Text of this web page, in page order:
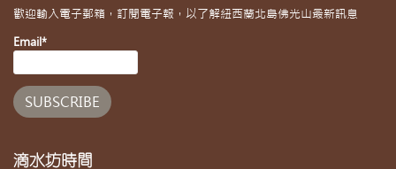
歡迎輸入電子郵箱，訂閱電子報，以了解紐西蘭北島佛光山最新訊息
Email*
滴水坊時間